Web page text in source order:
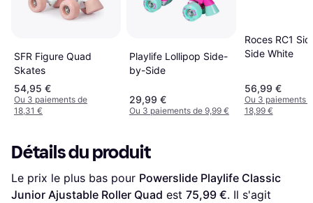
SFR Figure Quad
Skates
54,95 €
Ou 3 paiements de
18,31 €
Playlife Lollipop Side-
by-Side
29,99 €
Ou 3 paiements de 9,99 €
Roces RC1
Side White
56,99 €
Ou 3 paiements
18,99 €
Détails du produit
Le prix le plus bas pour Powerslide Playlife Classic
Junior Ajustable Roller Quad est 75,99 €. Il s'agit